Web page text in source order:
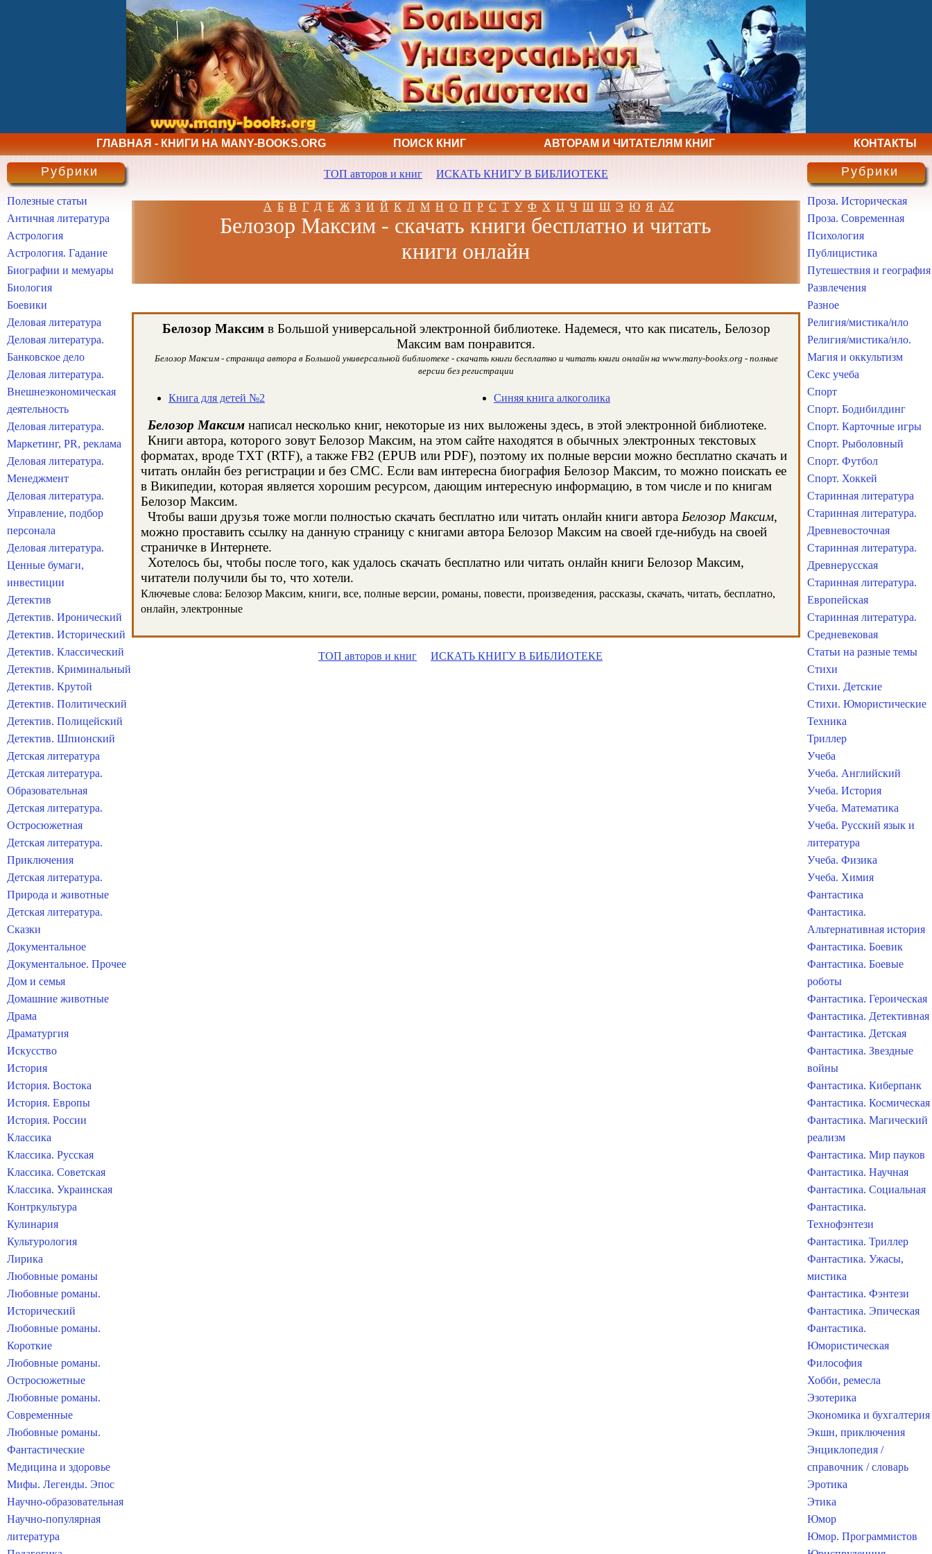
ГЛАВНАЯ - КНИГИ НА MANY-BOOKS.ORG ПОИСК КНИГ АВТОРАМ И ЧИТАТЕЛЯМ КНИГ КОНТАКТЫ
ТОП авторов и книг ИСКАТЬ КНИГУ В БИБЛИОТЕКЕ
А Б В Г Д Е Ж З И Й К Л М Н О П Р С Т У Ф Х Ц Ч Ш Щ Э Ю Я AZ
Белозор Максим - скачать книги бесплатно и читать
книги онлайн
Белозор Максимв Большой универсальной электронной библиотеке. Надемеся, что как писатель, Белозор
Максим вам понравится.
Белозор Максим - страница автора в Большой универсальной библиотеке - скачать книги бесплатно и читать книги онлайн на www.many-books.org - полные
версии без регистрации
Книга для детей №2 Синяя книга алкоголика
Белозор Максим написал несколько книг, некоторые из них выложены здесь, в этой электронной библиотеке.
Книги автора, которого зовут Белозор Максим, на этом сайте находятся в обычных электронных текстовых
форматах, вроде TXT (RTF), а также FB2 (EPUB или PDF), поэтому их полные версии можно бесплатно скачать и
читать онлайн без регистрации и без СМС. Если вам интересна биография Белозор Максим, то можно поискать ее
в Википедии, которая является хорошим ресурсом, дающим интересную информацию, в том числе и по книгам
Белозор Максим.
Чтобы ваши друзья тоже могли полностью скачать бесплатно или читать онлайн книги автора Белозор Максим,
можно проставить ссылку на данную страницу с книгами автора Белозор Максим на своей где-нибудь на своей
страничке в Интернете.
Хотелось бы, чтобы после того, как удалось скачать бесплатно или читать онлайн книги Белозор Максим,
читатели получили бы то, что хотели.
Ключевые слова: Белозор Максим, книги, все, полные версии, романы, повести, произведения, рассказы, скачать, читать, бесплатно,
онлайн, электронные
ТОП авторов и книг ИСКАТЬ КНИГУ В БИБЛИОТЕКЕ
Рубрики
Полезные статьи
Античная литература
Астрология
Астрология. Гадание
Биографии и мемуары
Биология
Боевики
Деловая литература
Деловая литература.
Банковское дело
Деловая литература.
Внешнеэкономическая
деятельность
Деловая литература.
Маркетинг, PR, реклама
Деловая литература.
Менеджмент
Деловая литература.
Управление, подбор
персонала
Деловая литература.
Ценные бумаги,
инвестиции
Детектив
Детектив. Иронический
Детектив. Исторический
Детектив. Классический
Детектив. Криминальный
Детектив. Крутой
Детектив. Политический
Детектив. Полицейский
Детектив. Шпионский
Детская литература
Детская литература.
Образовательная
Детская литература.
Остросюжетная
Детская литература.
Приключения
Детская литература.
Природа и животные
Детская литература.
Сказки
Документальное
Документальное. Прочее
Дом и семья
Домашние животные
Драма
Драматургия
Искусство
История
История. Востока
История. Европы
История. России
Классика
Классика. Русская
Классика. Советская
Классика. Украинская
Контркультура
Кулинария
Культурология
Лирика
Любовные романы
Любовные романы.
Исторический
Любовные романы.
Короткие
Любовные романы.
Остросюжетные
Любовные романы.
Современные
Любовные романы.
Фантастические
Медицина и здоровье
Мифы. Легенды. Эпос
Научно-образовательная
Научно-популярная
литература
Рубрики
Проза. Историческая
Проза. Современная
Психология
Публицистика
Путешествия и география
Развлечения
Разное
Религия/мистика/нло
Религия/мистика/нло.
Магия и оккультизм
Секс учеба
Спорт
Спорт. Бодибилдинг
Спорт. Карточные игры
Спорт. Рыболовный
Спорт. Футбол
Спорт. Хоккей
Старинная литература
Старинная литература.
Древневосточная
Старинная литература.
Древнерусская
Старинная литература.
Европейская
Старинная литература.
Средневековая
Статьи на разные темы
Стихи
Стихи. Детские
Стихи. Юмористические
Техника
Триллер
Учеба
Учеба. Английский
Учеба. История
Учеба. Математика
Учеба. Русский язык и
литература
Учеба. Физика
Учеба. Химия
Фантастика
Фантастика.
Альтернативная история
Фантастика. Боевик
Фантастика. Боевые
роботы
Фантастика. Героическая
Фантастика. Детективная
Фантастика. Детская
Фантастика. Звездные
войны
Фантастика. Киберпанк
Фантастика. Космическая
Фантастика. Магический
реализм
Фантастика. Мир пауков
Фантастика. Научная
Фантастика. Социальная
Фантастика.
Технофэнтези
Фантастика. Триллер
Фантастика. Ужасы,
мистика
Фантастика. Фэнтези
Фантастика. Эпическая
Фантастика.
Юмористическая
Философия
Хобби, ремесла
Эзотерика
Экономика и бухгалтерия
Экшн, приключения
Энциклопедия /
справочник / словарь
Эротика
Этика
Юмор
Юмор. Программистов